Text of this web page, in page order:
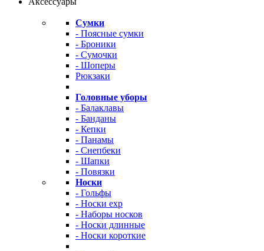
Сумки
- Поясные сумки
- Броники
- Сумочки
- Шоперы
Рюкзаки
Головные уборы
- Балаклавы
- Банданы
- Кепки
- Панамы
- Снепбеки
- Шапки
- Повязки
Носки
- Гольфы
- Носки exp
- Наборы носков
- Носки длинные
- Носки короткие